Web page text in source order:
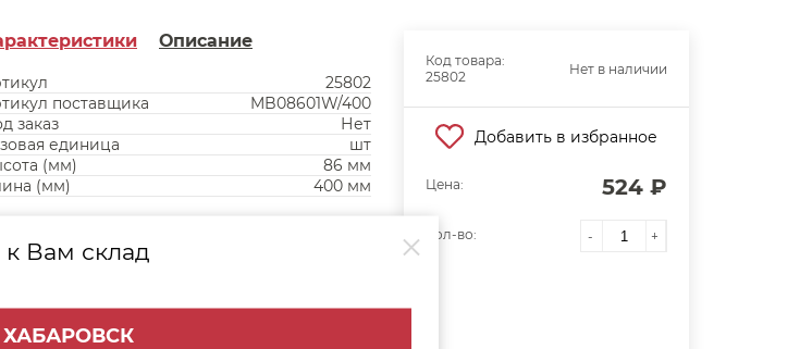
Вам склад
ХАБАРОВСК
Описание
25802
поставщика
MB08601W/400
заказ
Нет
единица
шт
(мм)
86 мм
(мм)
400 мм
Код товара:
25802
Нет в наличии
Добавить в избранное
Цена: 524 ₽
Кол-во: - +